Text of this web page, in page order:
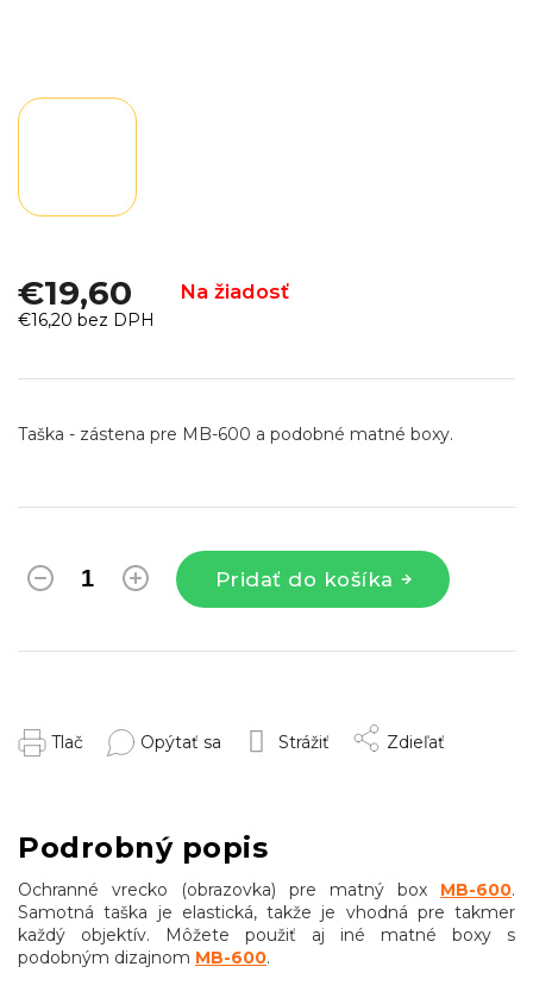
€19,60 Na žiadosť
€16,20 bez DPH
cena:
Pridať do košíka
Taška - zástena pre MB-600 a podobné matné boxy.
Tlač Opýtať sa Strážiť Zdieľať
Podrobný popis
Ochranné vrecko (obrazovka) pre matný box MB-600.
Samotná taška je elastická, takže je vhodná pre takmer
každý objektív. Môžete použiť aj iné matné boxy s
podobným dizajnom MB-600.